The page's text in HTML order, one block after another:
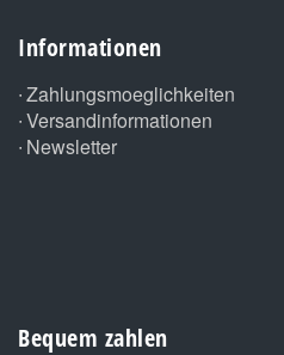
Informationen
Zahlungsmoeglichkeiten
Versandinformationen
Newsletter
Bequem zahlen